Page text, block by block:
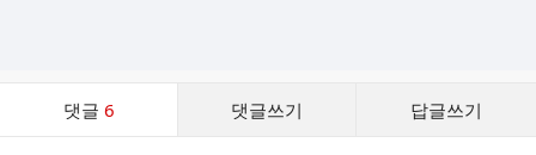
댓글 6 댓글쓰기 답글쓰기